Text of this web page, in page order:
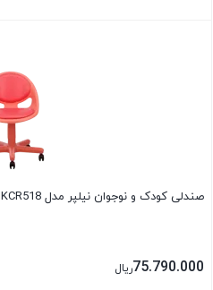
صندلی کودک و نوجوان نیلپر مدل KCR518
75.790.000ریال